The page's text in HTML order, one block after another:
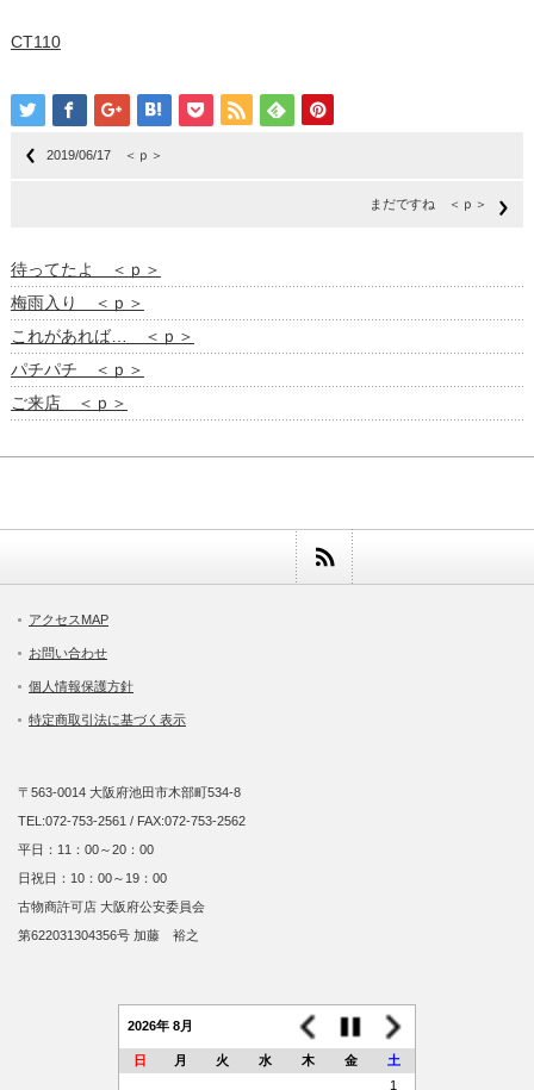
CT110
2019/06/17 ＜ｐ＞
まだですね ＜ｐ＞
待ってたよ ＜ｐ＞
梅雨入り ＜ｐ＞
これがあれば… ＜ｐ＞
パチパチ ＜ｐ＞
ご来店 ＜ｐ＞
アクセスMAP
お問い合わせ
個人情報保護方針
特定商取引法に基づく表示
〒563-0014 大阪府池田市木部町534-8
TEL:072-753-2561 / FAX:072-753-2562
平日：11：00～20：00
日祝日：10：00～19：00
古物商許可店 大阪府公安委員会
第622031304356号 加藤 裕之
2026年 8月
日 月 火 水 木 金
土
1